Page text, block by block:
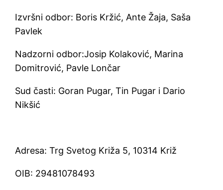
Izvršni odbor: Boris Kržić, Ante Žaja, Saša
Pavlek
Nadzorni odbor:Josip Kolaković, Marina
Domitrović, Pavle Lončar
Sud časti: Goran Pugar, Tin Pugar i Dario
Nikšić
Adresa: Trg Svetog Križa 5, 10314 Križ
OIB: 29481078493